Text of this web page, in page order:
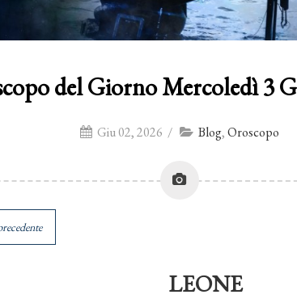
del Giorno Mercoledì 3
Giu 02, 2026 / Blog,Oroscopo
LEONE